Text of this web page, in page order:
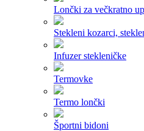
Lončki za večkratno
Stekleni kozarci,
Infuzer stekleničke
Termovke
Termo lončki
Športni bidoni